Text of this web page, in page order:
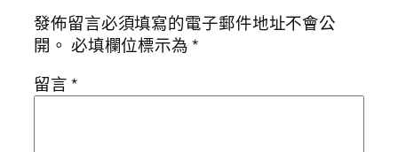
發佈留言必須填寫的電子郵件地址不會公
開。 必填欄位標示為*
留言*